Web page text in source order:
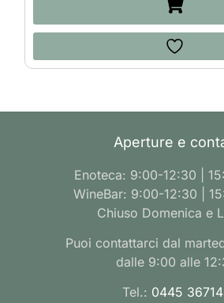
Aperture e
Enoteca: 9:00-12:30 |
WineBar: 9:00-12:30 |
Chiuso Domenica e
Puoi contattarci dal
dalle 9:00 alle
Tel.: 0445